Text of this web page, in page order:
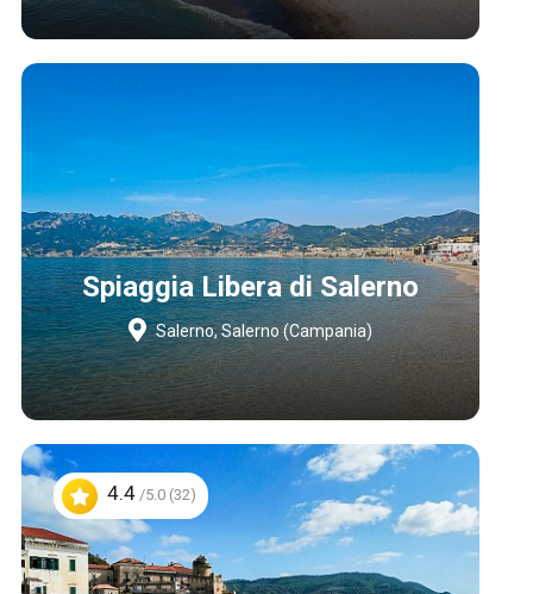
Spiaggia Libera di Salerno
Salerno, Salerno (Campania)
4.4/5.0 (32)